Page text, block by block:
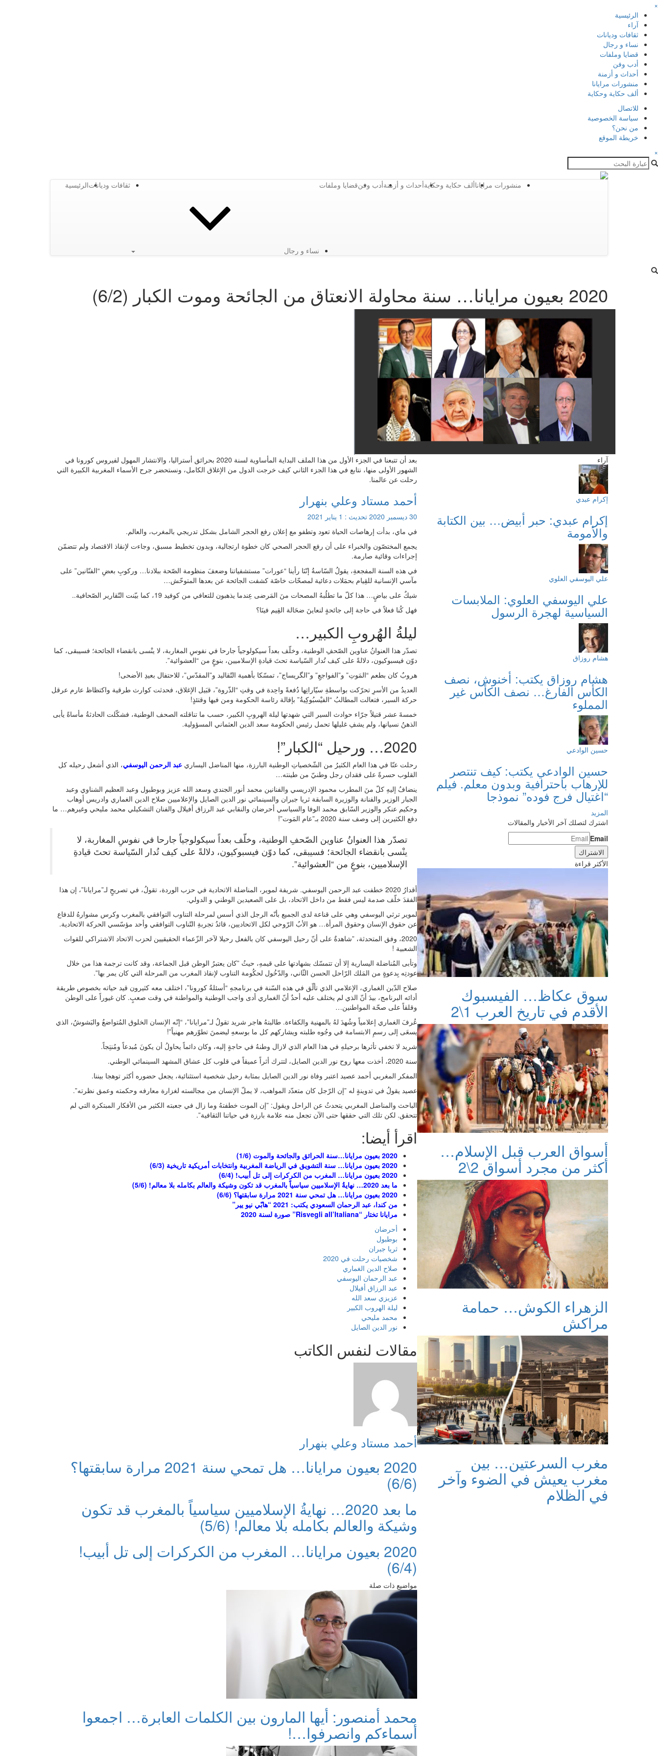
×
الرئيسية
آراء
ثقافات وديانات
نساء و رجال
قضايا وملفات
أدب وفن
أحداث و أزمنة
منشورات مرايانا
ألف حكاية وحكاية
للاتصال
سياسة الخصوصية
من نحن؟
خريطة الموقع
×
الرئيسيةثقافات وديانات
نساء و رجال
قضايا وملفاتأدب وفنأحداث و أزمنةألف حكاية وحكايةمنشورات مرايانا
2020 بعيون مرايانا… سنة محاولة الانعتاق من الجائحة وموت الكبار (6/2)
بعد أن تتبعنا في الجزء الأول من هذا الملف البداية المأساوية لسنة 2020 بحرائق أستراليا، والانتشار المهول لفيروس كورونا في
الشهور الأولى منها، نتابع في هذا الجزء الثاني كيف خرجت الدول من الإغلاق الكامل، ونستحضر جرح الأسماء المغربية الكبيرة التي
رحلت عن عالمنا.
أحمد مستاد وعلي بنهرار
30 ديسمبر 2020 تحديث : 1 يناير 2021
في ماي، بدأت إرهاصات الحياة تعود وتطفو مع إعلان رفع الحجر الشامل بشكل تدريجي بالمغرب، والعالم.
يجمع المختصّون والخبراء على أن رفع الحجر الصحي كان خطوة ارتجالية، وبدون تخطيط مسبق، وجاءت لإنقاذ الاقتصاد ولم تتضمّن
إجراءات وقائية صارمة.
في هذه السنة المفجعةِ، يقولُ السّاسةُ إنّنَا رأينا “عورات” مستشفياتنا وضعفَ منظومة الصّحة ببلادنا… وركوبِ بعضِ “الفنّانين” على
مآسي الإنسانية للقِيام بحمَلات دعائية لمصحّات خاصّة كشفت الجائحة عن بعدها المتوحّش…
شيكٌ على بياضٍ… هذا كلّ ما تطلُبهُ المصحات منَ المَرضى عِندما يذهبون للتعافي من كوفيد 19، كما بيّنت التّقارير الصّحافية..
فهل كُنا فعلاً في حاجة إلى جائحةٍ لنعاينَ ضحَالة القِيم فينَا؟
ليلةُ الهُروبِ الكبير…
تصدّر هذا العنوانُ عناوين الصّحفِ الوطنية، وخلّف بعداً سيكولوجياً جارحا في نفوسِ المغاربة، لا ينْسى بانقضاء الجائحة؛ فسيبقى، كما
دوّن فيسبوكيون، دلالةً على كيف تُدار السّياسة تحتَ قيادةِ الإسلاميين، بنوعٍ من “العشوائية”.
هروبٌ كان بطعم “المَوتِ” و”الفواجعِ” و”الگريساج”، تمسّكا بأهمية التّقاليد و”المقدّس”، للاحتفال بعيدِ الأضحى!
العديدُ من الأسرِ تحرّكت بواسطةِ سيّاراتِها دُفعةً واحِدة في وقتِ “الذّروة”، قبَيل الإغلاق، فحدثت كوارث طرقية واكتظاظ عارم عرقل
حركة السير، فتعالت المطالبُ “الفيْسبُوكِيةُ” بإقالة رئاسة الحكومة ومن فيها وقتئذٍ!
خمسةَ عشر قتيلاً جرّاء حوادث السير التي شهدتها ليلة الهروبِ الكبير، حسب ما تناقلته الصحف الوطنية، فشكّلت الحادثةُ مأساةً يأبى
الذهنُ نسيانها، ولم يشفِ غليلها تحمل رئيس الحكومة سعد الدين العثماني المسؤولية.
2020… ورحيل “الكبار”!
رحلت عنّا في هذا العام الكثيرُ من الشّخصياتِ الوطنية البارزة، منها المناضل اليساري عبد الرحمن اليوسفي، الذي أشعل رحيله كل
القلوب حسرةً على فقدان رجل وطنيّ من طينته…
ينضافُ إليهِ كلّ منَ المطرب محمود الإدريسي والفنانين محمد أنور الجندي وسعد الله عزيز وبوطبول وعبد العظيم الشناوي وعبد
الجبار الوزير والفنانة والوزيرة السابقة ثريا جبران والسينمائي نور الدين الصايل والإعلاميين صلاح الدين الغماري وادريس أوهاب
وحكيم عنكر والوزير السّابق محمد الوفا والسياسي أحرضان والنقابي عبد الرزاق أفيلال والفنان التشكيلي محمد مليحي وغيرهم… ما
دفع الكثيرين إلى وصف سنة 2020 بـ”عام المَوت”!
تصدّر هذا العنوانُ عناوين الصّحفِ الوطنية، وخلّف بعداً سيكولوجياً جارحا في نفوسِ المغاربة، لا
ينْسى بانقضاء الجائحة؛ فسيبقى، كما دوّن فيسبوكيون، دلالةً على كيف تُدار السّياسة تحتَ قيادةِ
الإسلاميين، بنوعٍ من “العشوائية”.
أقدارُ 2020 خطفت عبد الرحمن اليوسفي. شريفة لموير، المناضلة الاتحادية في حزب الوردة، تقولُ، في تصريحٍ لـ”مرايانا”، إن هذا
الفقدَ خلّف صدمة ليس فقط من داخل الاتحاد، بل على الصعيدين الوطني و الدولي.
لموير ترثي اليوسفي وهي على قناعة لدى الجميع بأنّه الرجل الذي أسس لمرحلة التناوب التوافقي بالمغرب وكرس مشوارهُ للدفاع
عن حقوق الإنسان وحقوق المرأة… هو الأبُ الرّوحي لكل الاتحاديين، قائدُ تجربةِ التّناوب التوافقي وأحد مؤسّسي الحركة الاتحادية.
2020، وفق المتحدثة، ”شاهدةٌ على أنّ رحيل اليوسفي كان بالفعل رحيلا لآخر الزّعماء الحقيقيين لحزب الاتحاد الاشتراكي للقوات
الشعبية !
وتأبى المُناضلة اليسارية إلا أن تتمسّك بشهادتها على قيمهِ، حيثُ ”كان يعتبرُ الوطن قبل الجماعة، وقد كانت ترجمة هذا من خلال
عودتِه بِدعوةٍ من المَلك الرّاحل الحسن الثّاني، والدّخُول لحكُومة التناوب لإنقاذ المغرب من المرحلة التي كان يمر بها”.
صلاح الدّين الغماري، الإعلامي الذي تألّق في هذه السّنة في برنامجهِ “أسئلةُ كورونا”، اختلف معه كثيرون قيد حياته بخصوص طريقة
أدائه البرنامج، بيدَ أنّ الذي لم يختلف عليه أحدٌ أنّ الغماري أدى واجب الوطنية والمواطنة في وقت صعبٍ. كان غيوراً على الوطن
وقلقاً على صحّة المواطنين…
عُرفَ الغماري إعلامياً وشُهدَ لهُ بالمهنية والكفاءة. طالبتهُ هاجر شريد تقولُ لـ”مرايانا”، “إنّه الإنسان الخلوق المُتواضعُ والبَشوشُ، الذي
يسعَى إلى رسمِ الابتسامة في وجُوه طلبته ويشاركهم كل ما بوسعهِ ليضمنَ تطوّرهم مهنياً”!
شريد لا تخفي تأثرها برحيلهِ في هذا العام الذي لازال وطنهُ في حاجةٍ إليه، وكان دائماً يحاولُ أن يكونَ مُبدعاً ومُنتِجاً.
سنة 2020، أخذت معها روح نور الدين الصايل، لتترك أثراً عميقاً في قلوب كل عشاق المشهد السينمائي الوطني.
المفكر المغربي أحمد عصيد اعتبر وفاة نور الدين الصايل بمثابة رحيل شخصية استثنائية، يجعل حضوره أكثر توهجا بيننا.
عصيد يقولُ في تدوينةٍ له ”إن الرّجل كان متعدّد المواهب، لا يملّ الإنسان من مجالسته لغزارة معارفه وحكمته وعمق نظرته”.
الباحث والمناضل المغربي يتحدثُ عن الراحل ويقول: ”إن الموت خطفتهُ وما زال في جعبته الكثير من الأفكار المبتكرة التي لم
تتحقق. لكن تلك التي حققها حتى الآن تجعل منه علامة بارزة في حياتنا الثقافية”.
اقرأ أيضا:
2020 بعيون مرايانا…سنة الحرائق والجائحة والموت (1/6)
2020 بعيون مرايانا… سنة التشويق في الرياضة المغربية وانتخابات أمريكية تاريخية (6/3)
2020 بعيون مرايانا… المغرب من الكركرات إلى تل أبيب! (6/4)
ما بعد 2020… نهايةُ الإسلاميين سياسياً بالمغرب قد تكون وشيكة والعالم بكامله بلا معالم! (5/6)
2020 بعيون مرايانا… هل تمحي سنة 2021 مرارة سابقتها؟ (6/6)
من كندا، عبد الرحمان السعودي يكتب: 2021 “هابّي نيو يير”
مرايانا تختار “Risvegli all’Italiana” صورة لسنة 2020
أحرضان
بوطبول
ثريا جبران
شخصيات رحلت في 2020
صلاح الدين الغماري
عبد الرحمان اليوسفي
عبد الرزاق أفيلال
عزيزي سعد الله
ليلة الهروب الكبير
محمد مليحي
نور الدين الصايل
مقالات لنفس الكاتب
أحمد مستاد وعلي بنهرار
2020 بعيون مرايانا… هل تمحي سنة 2021 مرارة سابقتها؟
(6/6)
ما بعد 2020… نهايةُ الإسلاميين سياسياً بالمغرب قد تكون
وشيكة والعالم بكامله بلا معالم! (5/6)
2020 بعيون مرايانا… المغرب من الكركرات إلى تل أبيب!
(6/4)
مواضيع ذات صلة
محمد أمنصور: أيها المارون بين الكلمات العابرة… اجمعوا
أسماءكم وانصرفوا…!
آراء
إكرام عبدي
إكرام عبدي: حبر أبيض… بين الكتابة
والأمومة
علي اليوسفي العلوي
علي اليوسفي العلوي: الملابسات
السياسية لهجرة الرسول
هشام روزاق
هشام روزاق يكتب: أخنوش، نصف
الكأس الفارغ… نصف الكأس غير
المملوء
حسين الوادعي
حسين الوادعي يكتب: كيف تنتصر
للإرهاب باحترافية وبدون معلم. فيلم
“اغتيال فرج فوده” نموذجا
المزيد
اشترك لتصلك آخر الأخبار والمقالات
Email
الأكثر قراءة
سوق عكاظ… الفيسبوك
الأقدم في تاريخ العرب 1\2
أسواق العرب قبل الإسلام…
أكثر من مجرد أسواق 2\2
الزهراء الكوش… حمامة
مراكش
مغرب السرعتين… بين
مغرب يعيش في الضوء وآخر
في الظلام